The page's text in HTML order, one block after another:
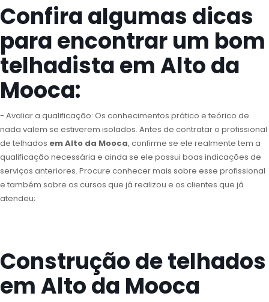
Confira algumas dicas
para encontrar um bom
telhadista em Alto da
Mooca:
- Avaliar a qualificação: Os conhecimentos prático e teórico de
nada valem se estiverem isolados. Antes de contratar o profissional
de telhados em Alto da Mooca, confirme se ele realmente tem a
qualificação necessária e ainda se ele possui boas indicações de
serviços anteriores. Procure conhecer mais sobre esse profissional
e também sobre os cursos que já realizou e os clientes que já
atendeu;
Construção de telhados
em Alto da Mooca